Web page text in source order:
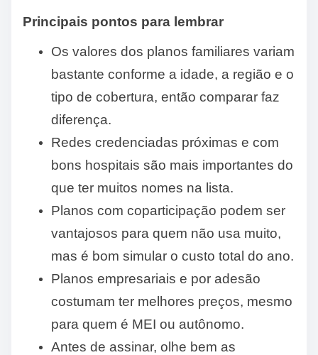
Principais pontos para lembrar
Os valores dos planos familiares variam
bastante conforme a idade, a região e o
tipo de cobertura, então comparar faz
diferença.
Redes credenciadas próximas e com
bons hospitais são mais importantes do
que ter muitos nomes na lista.
Planos com coparticipação podem ser
vantajosos para quem não usa muito,
mas é bom simular o custo total do ano.
Planos empresariais e por adesão
costumam ter melhores preços, mesmo
para quem é MEI ou autônomo.
Antes de assinar, olhe bem as